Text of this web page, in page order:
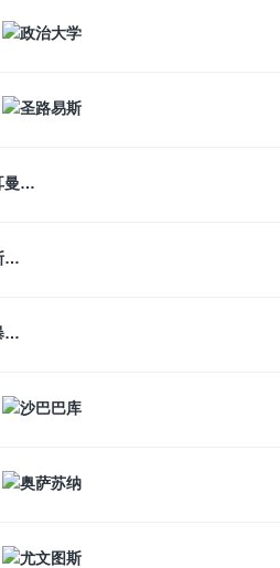
巴黎圣日耳曼
皇家贝蒂斯
格拉茨风暴